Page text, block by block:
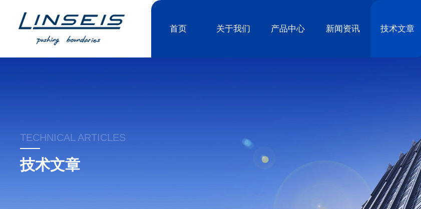
首页 关于我们 产品中心 新闻资讯 技术文章
TECHNICAL ARTICLES
技术文章